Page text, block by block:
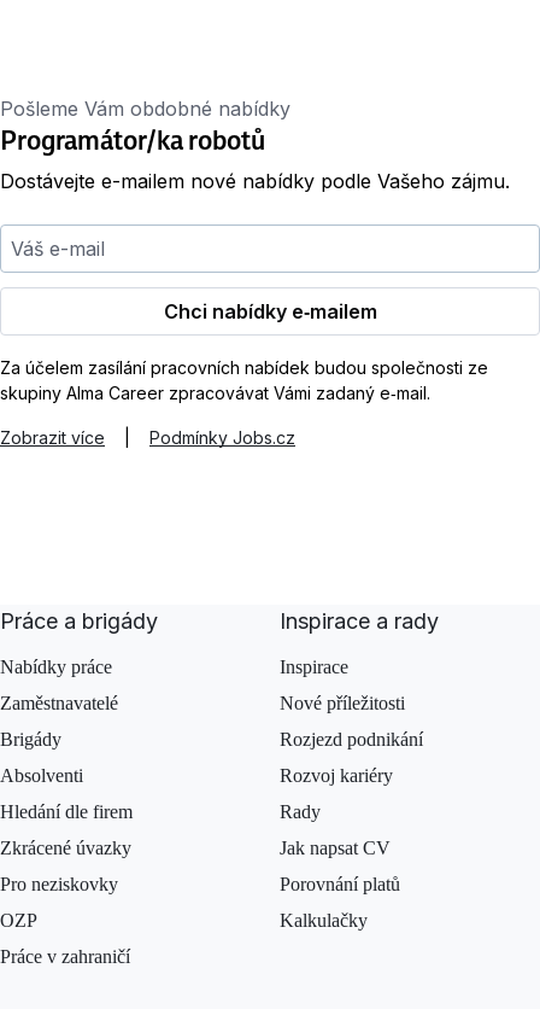
Pošleme Vám obdobné nabídky
Programátor/ka robotů
Dostávejte e-mailem nové nabídky podle Vašeho zájmu.
Váš e-mail
Chci nabídky e‑mailem
Za účelem zasílání pracovních nabídek budou společnosti ze
skupiny Alma Career zpracovávat Vámi zadaný e‑mail.
Zobrazit více Podmínky Jobs.cz
Práce a brigády
Nabídky práce
Zaměstnavatelé
Brigády
Absolventi
Hledání dle firem
Zkrácené úvazky
Pro neziskovky
OZP
Práce v zahraničí
Inspirace a rady
Inspirace
Nové příležitosti
Rozjezd podnikání
Rozvoj kariéry
Rady
Jak napsat CV
Porovnání platů
Kalkulačky